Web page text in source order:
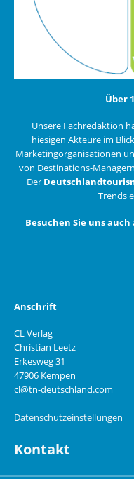
Über
Unsere Fachredaktion
hiesigen Akteure im
Marketingorganisationen
von Destinations-
Der
Trends
Besuchen Sie uns
Anschrift
CL Verlag
Christian Leetz
Erkesweg 31
47906 Kempen
cl@tn-deutschland.com
Datenschutzeinstellungen
Kontakt